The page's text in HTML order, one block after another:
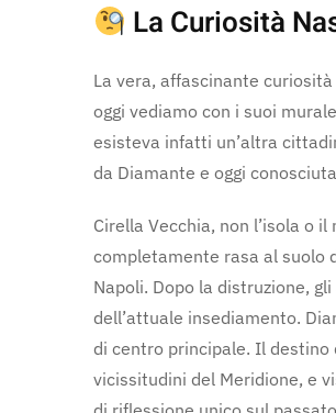
La Curiosità
La vera, affascinante
oggi vediamo con i suoi
esisteva infatti un’altra
da Diamante e oggi
Cirella Vecchia, non l’isola o
completamente rasa al suolo
Napoli. Dopo la distruzione,
dell’attuale insediamento.
di centro principale. Il destino
vicissitudini del Meridione, e